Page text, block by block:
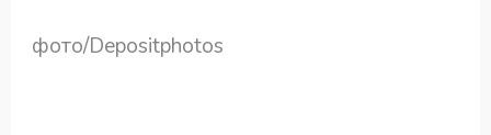
фото/Depositphotos